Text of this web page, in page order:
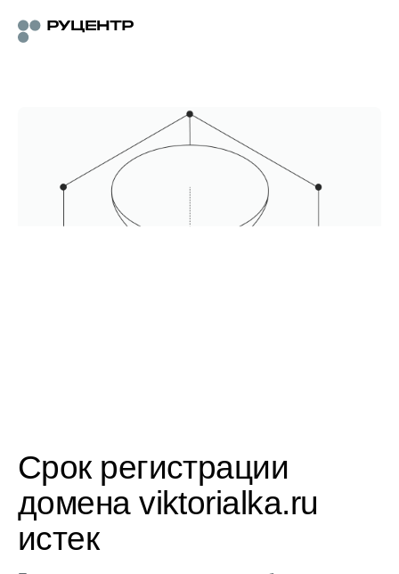
Срок регистрации
домена viktorialka.ru
истек